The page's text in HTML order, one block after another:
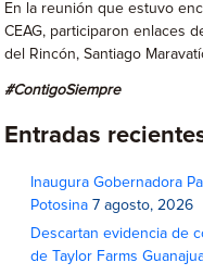
En la reunión que estuvo
CEAG, participaron enlaces
del Rincón, Santiago
#ContigoSiempre
Entradas
Inaugura Gobernadora
Potosina 7 agosto, 2026
Descartan evidencia de
de Taylor Farms